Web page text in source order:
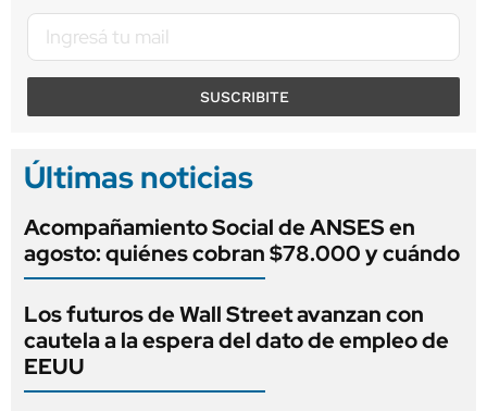
SUSCRIBITE
Últimas noticias
Acompañamiento Social de ANSES en
agosto: quiénes cobran $78.000 y cuándo
Los futuros de Wall Street avanzan con
cautela a la espera del dato de empleo de
EEUU